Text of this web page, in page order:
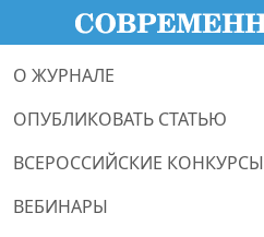
О ЖУРНАЛЕ
ОПУБЛИКОВАТЬ СТАТЬЮ
ВСЕРОССИЙСКИЕ КОНКУРСЫ
ВЕБИНАРЫ